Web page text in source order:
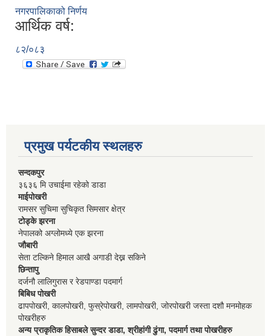
नगरपालिकाको निर्णय
आर्थिक वर्ष:
८२/०८३
प्रमुख पर्यटकीय स्थलहरु
सन्दकपुर
३६३६ मि उचाईमा रहेको डाडा
माईपोखरी
रामसर सुचिमा सुचिकृत सिमसार क्षेत्र
टोड्के झरना
नेपालको अग्लोमध्ये एक झरना
जौबारी
सेता टल्किने हिमाल आखै अगाडी देख्न सकिने
छिन्तापु
दर्जनौ लालिगुरास र रेडपाण्डा पदमार्ग
बिबिध पोखरी
ढापपोखरी, कालपोखरी, फुस्रेपोखरी, लामपोखरी, जोरपोखरी जस्ता दशौ मनमोहक
पोखरीहरु
अन्य प्राकृतिक हिसाबले सुन्दर डाडा, श्रीहांगी ढुंगा, पदमार्ग तथा पोखरीहरु